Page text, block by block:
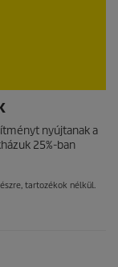
nyújtanak a
25%-ban
tartozékok nélkül.